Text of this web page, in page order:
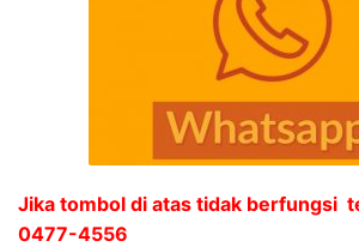
Jika tombol di atas tidak berfungsi
0477-4556